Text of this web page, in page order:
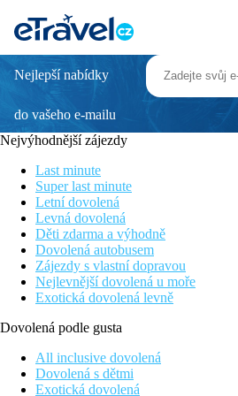
LUBJANA
Poloha
• přibližně 100 m od pláže
• přibližně 32 km od letiště
Pláž
• přibližně 100 m od pláže
• písečná
• hotel oddělený od pláže ulicí
• lehátka v ceně
• slunečníky v ceně
Bezbariérový přístup
Nejlepší nabídky
do vašeho e-mailu
Nejvýhodnější zájezdy
Last minute
Super last minute
Letní dovolená
Levná dovolená
Děti zdarma a výhodně
Dovolená autobusem
Zájezdy s vlastní dopravou
Nejlevnější dovolená u moře
Exotická dovolená levně
Dovolená podle gusta
All inclusive dovolená
Dovolená s dětmi
Exotická dovolená